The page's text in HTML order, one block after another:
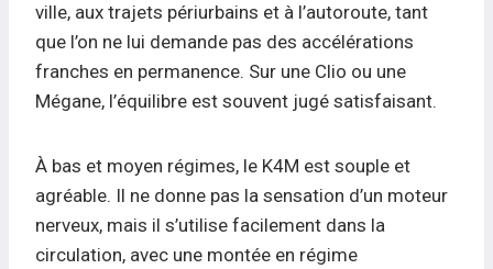
ville, aux trajets périurbains et à l’autoroute, tant
que l’on ne lui demande pas des accélérations
franches en permanence. Sur une Clio ou une
Mégane, l’équilibre est souvent jugé satisfaisant.
À bas et moyen régimes, le K4M est souple et
agréable. Il ne donne pas la sensation d’un moteur
nerveux, mais il s’utilise facilement dans la
circulation, avec une montée en régime